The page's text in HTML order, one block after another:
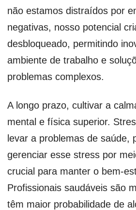
não estamos distraídos por
negativas, nosso potencial
desbloqueado, permitindo
ambiente de trabalho e
problemas complexos.
A longo prazo, cultivar a
mental e física superior.
levar a problemas de saúde,
gerenciar esse stress por
crucial para manter o bem-
Profissionais saudáveis são
têm maior probabilidade de